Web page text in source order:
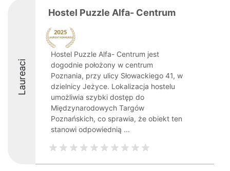
Laureaci
Hostel Puzzle Alfa- Centrum
Hostel Puzzle Alfa- Centrum jest
dogodnie położony w centrum
Poznania, przy ulicy Słowackiego 41, w
dzielnicy Jeżyce. Lokalizacja hostelu
umożliwia szybki dostęp do
Międzynarodowych Targów
Poznańskich, co sprawia, że obiekt ten
stanowi odpowiednią ...